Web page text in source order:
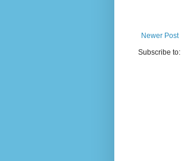
Newer Post
Subscribe to: